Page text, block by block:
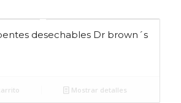
desechables Dr brown´s
Mostrar detalles